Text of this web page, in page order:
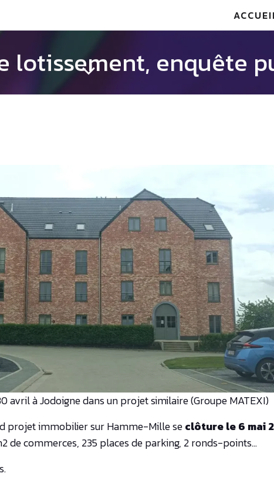
lotissement, enquête
avril à Jodoigne dans un projet similaire (Groupe MATEXI)
projet immobilier sur Hamme-Mille seclôture le 6 mai
de commerces, 235 places de parking, 2 ronds-points…